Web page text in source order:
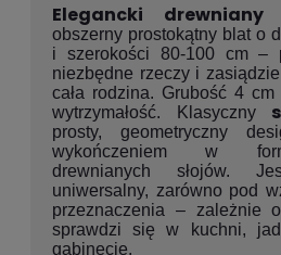
Elegancki
obszerny prostokątny blat o
i szerokości 80-100 cm –
niezbędne rzeczy i
cała rodzina. Grubość 4
wytrzymałość. Klasyczny
prosty, geometryczny
wykończeniem w
drewnianych słojów.
uniwersalny, zarówno pod
przeznaczenia – zależnie
sprawdzi się w kuchni,
gabinecie.